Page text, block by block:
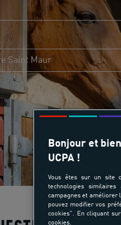
Saint Maur
Bonjour et
UCPA !
Vous êtes sur un site
technologies
campagnes et améliorer
pouvez modifier vos
cookies". En cliquant
cookies.